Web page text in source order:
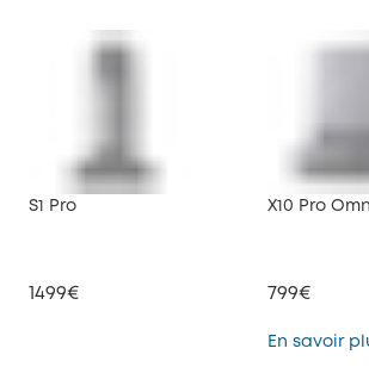
S1 Pro
1499€
X10 Pro
799€
En savoir